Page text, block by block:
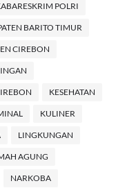
POLRI
BARITO TIMUR
CIREBON
KESEHATAN
KULINER
LINGKUNGAN
AGUNG
NARKOBA